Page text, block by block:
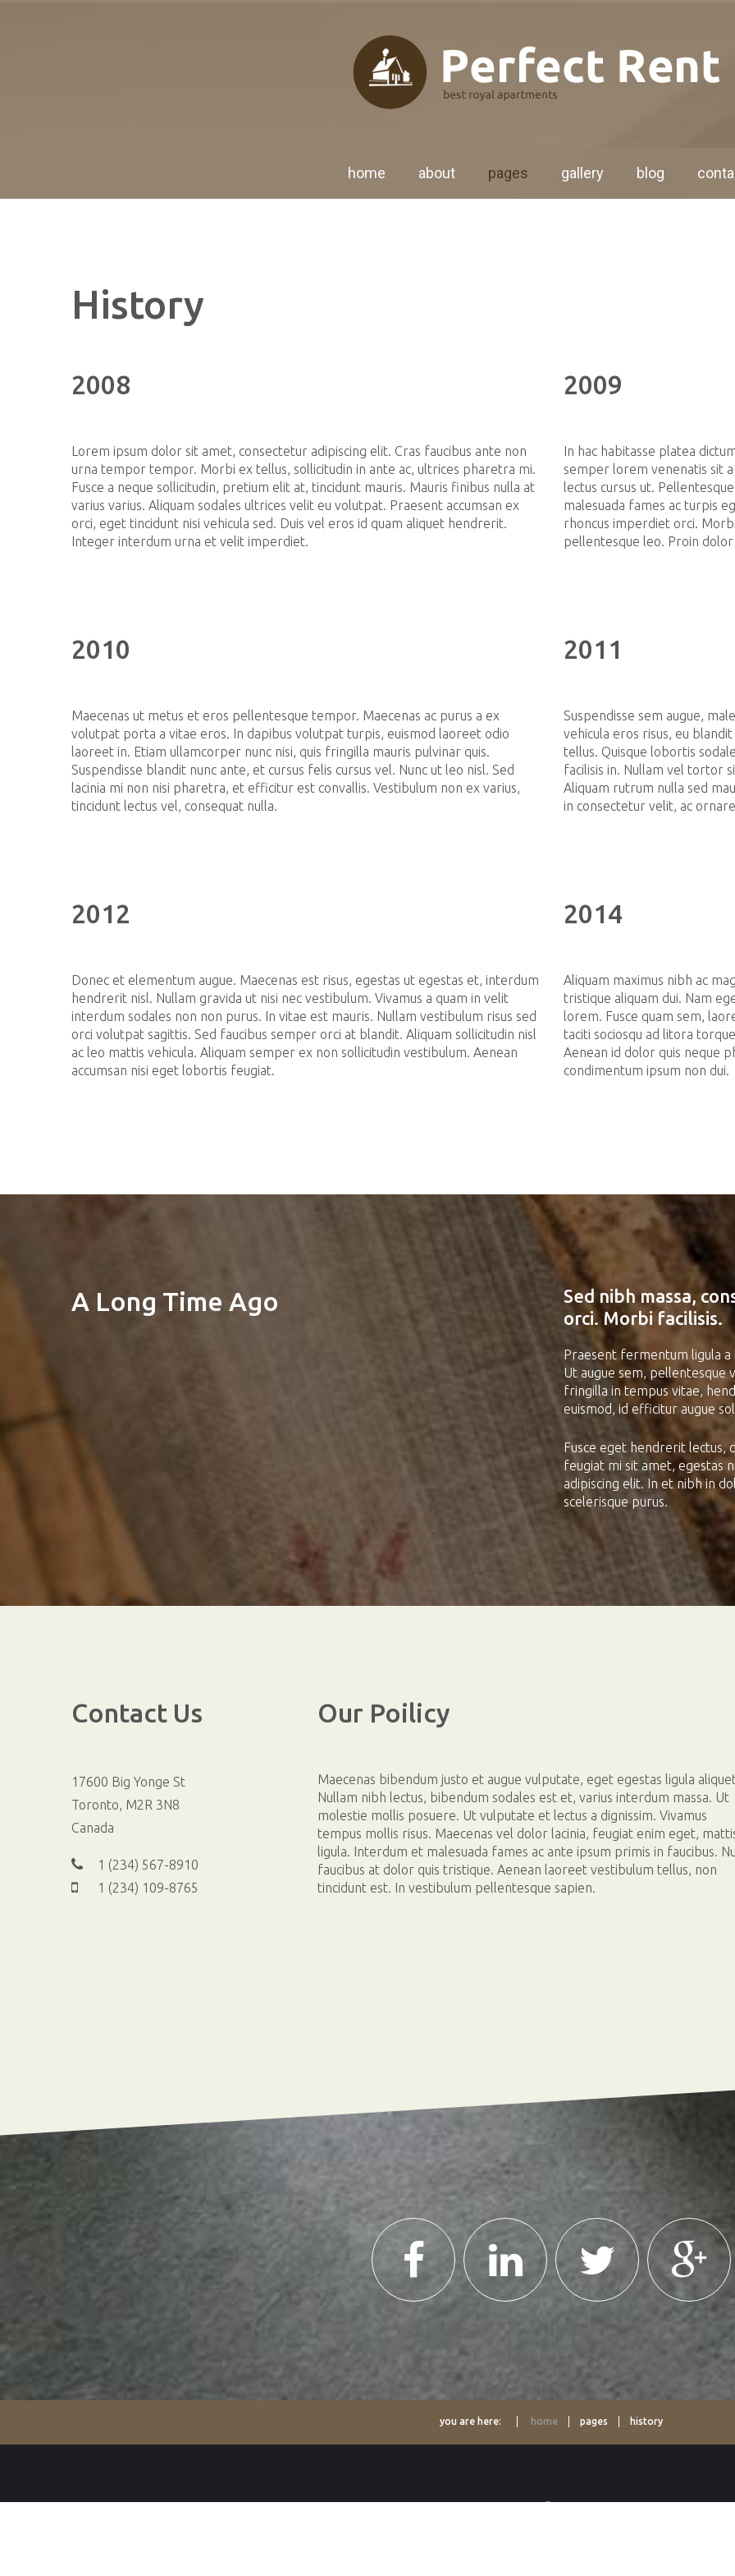
home about pages gallery blog
History
2008
Lorem ipsum dolor sit amet, consectetur adipiscing elit. Cras faucibus ante non
urna tempor tempor. Morbi ex tellus, sollicitudin in ante ac, ultrices pharetra mi.
Fusce a neque sollicitudin, pretium elit at, tincidunt mauris. Mauris finibus nulla at
varius varius. Aliquam sodales ultrices velit eu volutpat. Praesent accumsan ex
orci, eget tincidunt nisi vehicula sed. Duis vel eros id quam aliquet hendrerit.
Integer interdum urna et velit imperdiet.
2009
In hac habitasse platea
semper lorem venenatis sit
lectus cursus ut.
malesuada fames ac turpis
rhoncus imperdiet orci.
pellentesque leo. Proin
2010
Maecenas ut metus et eros pellentesque tempor. Maecenas ac purus a ex
volutpat porta a vitae eros. In dapibus volutpat turpis, euismod laoreet odio
laoreet in. Etiam ullamcorper nunc nisi, quis fringilla mauris pulvinar quis.
Suspendisse blandit nunc ante, et cursus felis cursus vel. Nunc ut leo nisl. Sed
lacinia mi non nisi pharetra, et efficitur est convallis. Vestibulum non ex varius,
tincidunt lectus vel, consequat nulla.
2011
Suspendisse sem augue,
vehicula eros risus, eu
tellus. Quisque lobortis
facilisis in. Nullam vel tortor
Aliquam rutrum nulla sed
in consectetur velit, ac
2012
Donec et elementum augue. Maecenas est risus, egestas ut egestas et, interdum
hendrerit nisl. Nullam gravida ut nisi nec vestibulum. Vivamus a quam in velit
interdum sodales non non purus. In vitae est mauris. Nullam vestibulum risus sed
orci volutpat sagittis. Sed faucibus semper orci at blandit. Aliquam sollicitudin nisl
ac leo mattis vehicula. Aliquam semper ex non sollicitudin vestibulum. Aenean
accumsan nisi eget lobortis feugiat.
2014
Aliquam maximus nibh ac
tristique aliquam dui. Nam
lorem. Fusce quam sem,
taciti sociosqu ad litora
Aenean id dolor quis neque
condimentum ipsum non dui.
A Long Time Ago
Sed nibh massa,
orci. Morbi facilisis.
Praesent fermentum ligula
Ut augue sem, pellentesque
fringilla in tempus vitae,
euismod, id efficitur augue
Fusce eget hendrerit lectus,
feugiat mi sit amet, egestas
adipiscing elit. In et nibh in
scelerisque purus.
Contact Us
17600 Big Yonge St
Toronto, M2R 3N8
Canada
1 (234) 567-8910
1 (234) 109-8765
Our Poilicy
Maecenas bibendum justo et augue vulputate, eget egestas ligula
Nullam nibh lectus, bibendum sodales est et, varius interdum massa. Ut
molestie mollis posuere. Ut vulputate et lectus a dignissim. Vivamus
tempus mollis risus. Maecenas vel dolor lacinia, feugiat enim eget,
ligula. Interdum et malesuada fames ac ante ipsum primis in faucibus.
faucibus at dolor quis tristique. Aenean laoreet vestibulum tellus, non
tincidunt est. In vestibulum pellentesque sapien.
you are here: home pages history
PERFECT RENT